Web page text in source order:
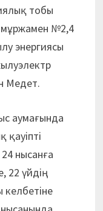
тобы
мұржамен №2,4
энергиясы
Медет.
аумағында
нысанға
22 үйдің
келбетіне